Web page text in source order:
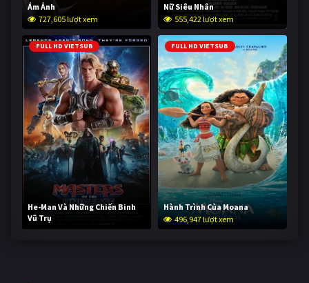
Ám Ảnh
727,605 lượt xem
Nữ Siêu Nhân
555,422 lượt xem
FULL HD VIETSUB
He-Man Và Những Chiến Binh
Vũ Trụ
246,109 lượt xem
FULL HD VIETSUB
Hành Trình Của Moana
496,947 lượt xem